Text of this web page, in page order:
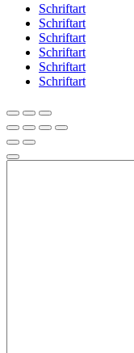
Schriftart
Schriftart
Schriftart
Schriftart
Schriftart
Schriftart